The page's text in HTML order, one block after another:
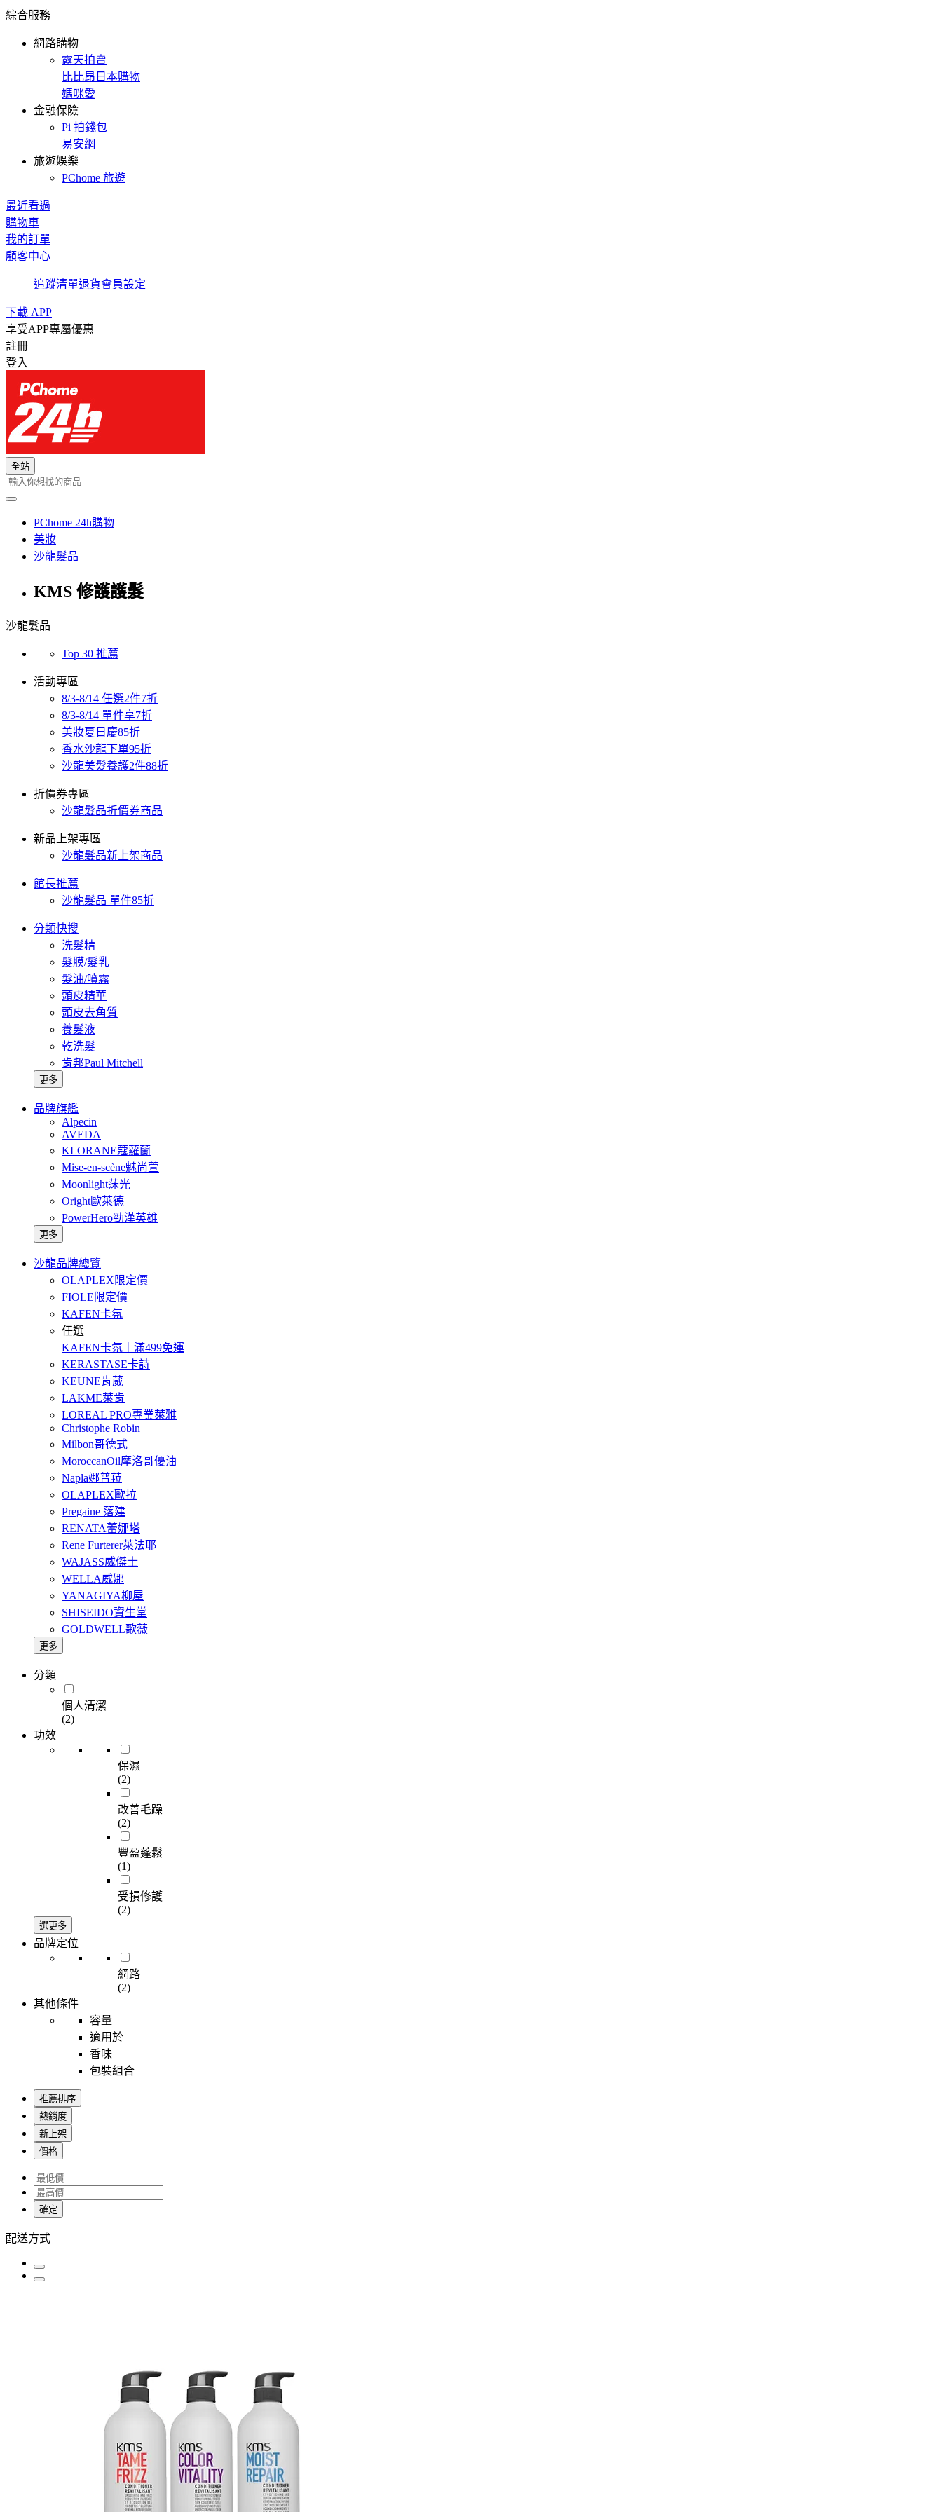
綜合服務
網路購物
露天拍賣
比比昂日本購物
媽咪愛
金融保險
Pi 拍錢包
易安網
旅遊娛樂
PChome 旅遊
最近看過
購物車
我的訂單
顧客中心
追蹤清單退貨會員設定
下載 APP
享受APP專屬優惠
註冊
登入
全站
PChome 24h購物
美妝
沙龍髮品
KMS 修護護髮
沙龍髮品
Top 30 推薦
活動專區
8/3-8/14 任選2件7折
8/3-8/14 單件享7折
美妝夏日慶85折
香水沙龍下單95折
沙龍美髮養護2件88折
折價券專區
沙龍髮品折價券商品
新品上架專區
沙龍髮品新上架商品
館長推薦
沙龍髮品 單件85折
分類快搜
洗髮精
髮膜/髮乳
髮油/噴霧
頭皮精華
頭皮去角質
養髮液
乾洗髮
肯邦Paul Mitchell
更多
品牌旗艦
Alpecin
AVEDA
KLORANE蔻蘿蘭
Mise-en-scène魅尚萱
Moonlight莯光
Oright歐萊德
PowerHero勁漢英雄
更多
沙龍品牌總覽
OLAPLEX限定價
FIOLE限定價
KAFEN卡氛
任選
KAFEN卡氛｜滿499免運
KERASTASE卡詩
KEUNE肯葳
LAKME萊肯
LOREAL PRO專業萊雅
Christophe Robin
Milbon哥德式
MoroccanOil摩洛哥優油
Napla娜普菈
OLAPLEX歐拉
Pregaine 落建
RENATA蕾娜塔
Rene Furterer萊法耶
WAJASS威傑士
WELLA威娜
YANAGIYA柳屋
SHISEIDO資生堂
GOLDWELL歌薇
更多
分類
個人清潔
(2)
功效
保濕
(2)
改善毛躁
(2)
豐盈蓬鬆
(1)
受損修護
(2)
選更多
品牌定位
網路
(2)
其他條件
容量
適用於
香味
包裝組合
推薦排序
熱銷度
新上架
價格
確定
配送方式